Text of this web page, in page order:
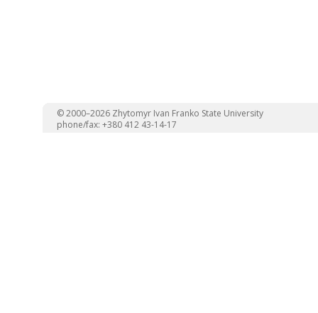
© 2000–2026 Zhytomyr Ivan Franko State University
phone/fax: +380 412 43-14-17